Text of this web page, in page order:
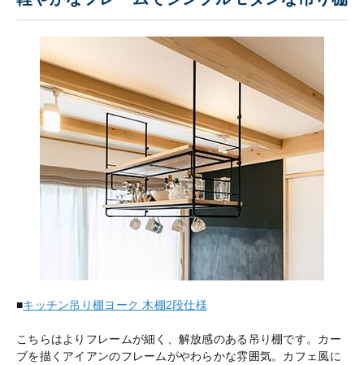
■キッチン吊り棚ヨーク 木棚2段仕様
こちらはよりフレームが細く、解放感のある吊り棚です。カー
ブを描くアイアンのフレームがやわらかな雰囲気。カフェ風に